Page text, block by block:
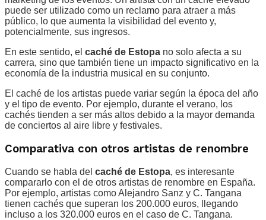
puede ser utilizado como un reclamo para atraer a más
público, lo que aumenta la visibilidad del evento y,
potencialmente, sus ingresos.
En este sentido, el caché de Estopa no solo afecta a su
carrera, sino que también tiene un impacto significativo en la
economía de la industria musical en su conjunto.
El caché de los artistas puede variar según la época del año
y el tipo de evento. Por ejemplo, durante el verano, los
cachés tienden a ser más altos debido a la mayor demanda
de conciertos al aire libre y festivales.
Comparativa con otros artistas de renombre
Cuando se habla del caché de Estopa, es interesante
compararlo con el de otros artistas de renombre en España.
Por ejemplo, artistas como Alejandro Sanz y C. Tangana
tienen cachés que superan los 200.000 euros, llegando
incluso a los 320.000 euros en el caso de C. Tangana.